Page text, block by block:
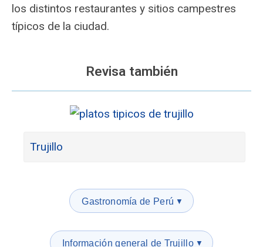
los distintos restaurantes y sitios campestres
típicos de la ciudad.
Revisa también
Trujillo
Gastronomía de Perú ▼
Información general de Trujillo ▼